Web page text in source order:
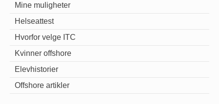
Mine muligheter
Helseattest
Hvorfor velge ITC
Kvinner offshore
Elevhistorier
Offshore artikler